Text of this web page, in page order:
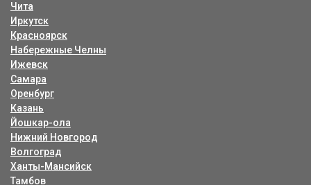
Чита
Иркутск
Красноярск
Набережные Челны
Ижевск
Самара
Оренбург
Казань
Йошкар-ола
Нижний Новгород
Волгоград
Ханты-Мансийск
Тамбов